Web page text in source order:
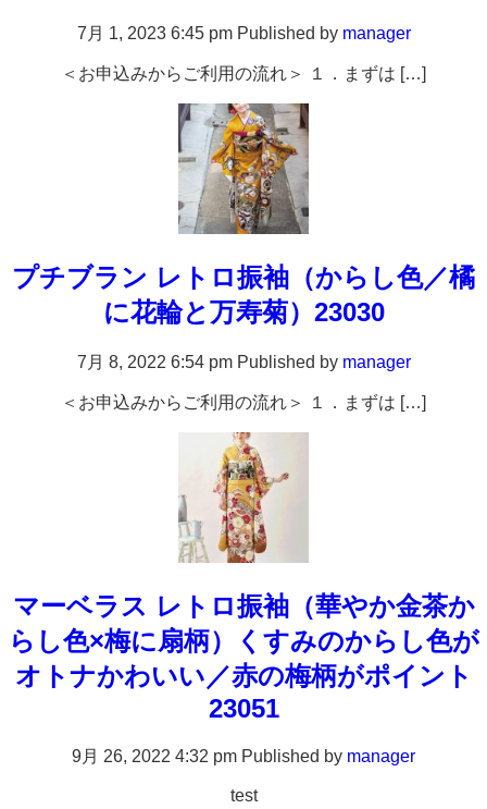
7月 1, 2023 6:45 pm Published by manager
＜お申込みからご利用の流れ＞ １．まずは […]
プチブラン レトロ振袖（からし色／橘
に花輪と万寿菊）23030
7月 8, 2022 6:54 pm Published by manager
＜お申込みからご利用の流れ＞ １．まずは […]
マーベラス レトロ振袖（華やか金茶か
らし色×梅に扇柄）くすみのからし色が
オトナかわいい／赤の梅柄がポイント
23051
9月 26, 2022 4:32 pm Published by manager
test